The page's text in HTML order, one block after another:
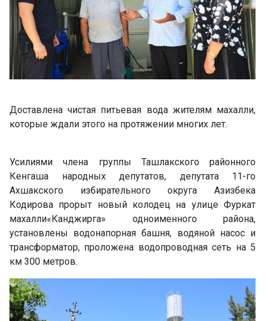
Доставлена чистая питьевая вода жителям махалли,
которые ждали этого на протяжении многих лет.
Усилиями члена группы Ташлакского районного
Кенгаша народных депутатов, депутата 11-го
Ахшакского избирательного округа Азизбека
Кодирова прорыт новый колодец на улице Фуркат
махалли«Канджирга» одноименного района,
установлены водонапорная башня, водяной насос и
трансформатор, проложена водопроводная сеть на 5
км 300 метров.